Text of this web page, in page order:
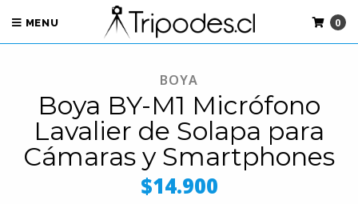
MENU 0
BOYA
Boya BY-M1 Micrófono
Lavalier de Solapa para
Cámaras y Smartphones
$14.900